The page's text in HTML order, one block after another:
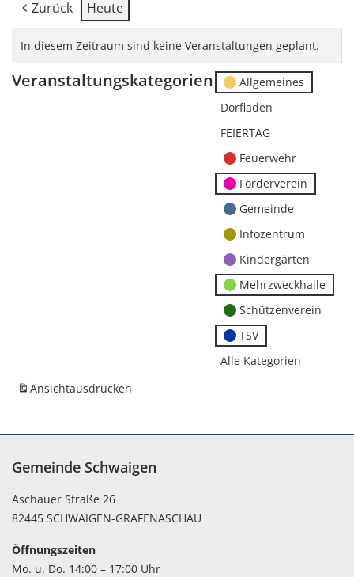
Zurück Heute
In diesem Zeitraum sind keine Veranstaltungen geplant.
Veranstaltungskategorien
Allgemeines
Dorfladen
FEIERTAG
Feuerwehr
Förderverein
Gemeinde
Infozentrum
Kindergärten
Mehrzweckhalle
Schützenverein
TSV
Alle Kategorien
Ansichtausdrucken
Gemeinde Schwaigen
Aschauer Straße 26
82445 SCHWAIGEN-GRAFENASCHAU
Öffnungszeiten
Mo. u. Do. 14:00 – 17:00 Uhr